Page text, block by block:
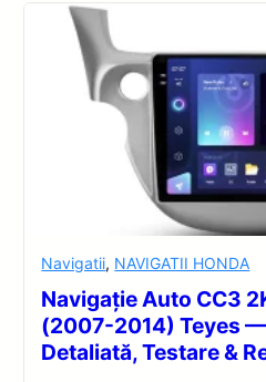
Navigatii, NAVIGATII HONDA
Navigație Auto CC3
(2007-2014) Teyes
Detaliată, Testare &